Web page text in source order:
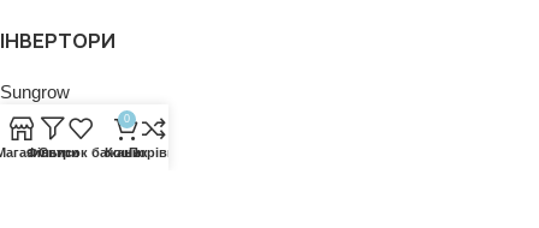
ІНВЕРТОРИ
Sungrow
ПОЛІТИКИ
Фільтри
Список бажань
0
КошикПорівняти